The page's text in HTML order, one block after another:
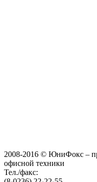
2008-2016 © ЮниФокс –
офисной техники
Тел./факс: